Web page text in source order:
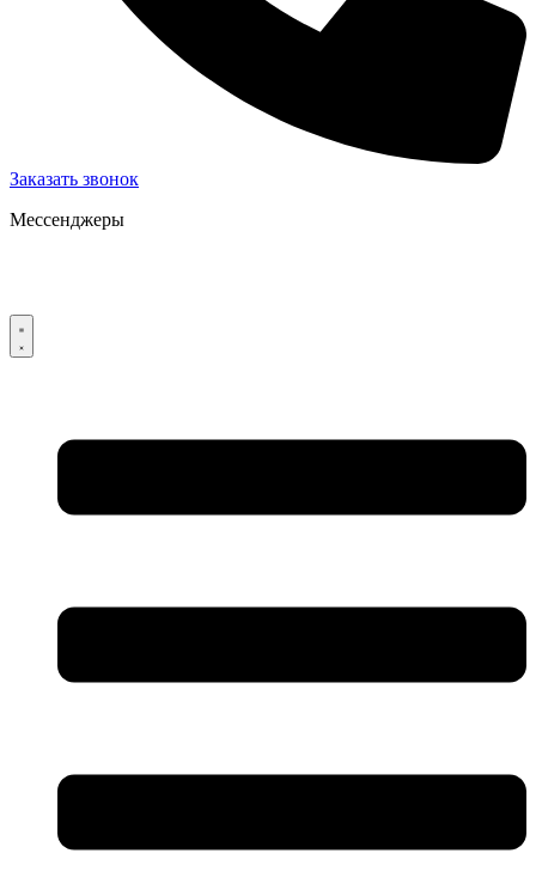
Заказать звонок
Мессенджеры